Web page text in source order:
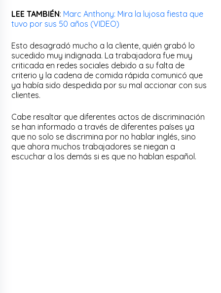
LEE TAMBIÉN: Marc Anthony: Mira la lujosa fiesta que
tuvo por sus 50 años (VIDEO)
Esto desagradó mucho a la cliente, quién grabó lo
sucedido muy indignada. La trabajadora fue muy
criticada en redes sociales debido a su falta de
criterio y la cadena de comida rápida comunicó que
ya había sido despedida por su mal accionar con sus
clientes.
Cabe resaltar que diferentes actos de discriminación
se han informado a través de diferentes países ya
que no solo se discrimina por no hablar inglés, sino
que ahora muchos trabajadores se niegan a
escuchar a los demás si es que no hablan español.